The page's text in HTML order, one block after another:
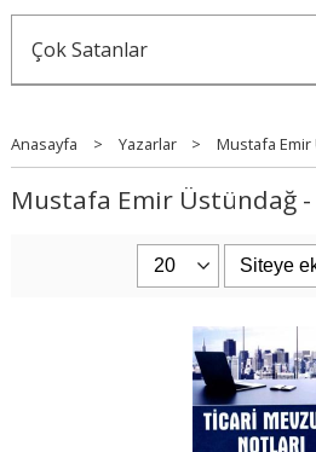
Çok Satanlar
Anasayfa > Yazarlar > Mustafa
Mustafa Emir Üstündağ -